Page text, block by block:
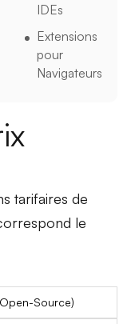
IDEs
Extensions
pour
Navigateurs
tarifaires de
le
Source)